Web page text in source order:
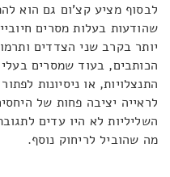
לבסוף מציע קצ'ום גם הוא
שהודעות בעלות מסרים
יותר בקרב שני הצדדים
הכותבים, בעוד שמסרים
התנצלויות, או ניסיונות
לראייה יציבה פחות של
השליליות לא היו עדים
מה שהוביל לריחוק נוסף.